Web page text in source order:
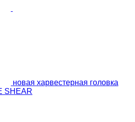
новая харвестерная головка
SHEAR